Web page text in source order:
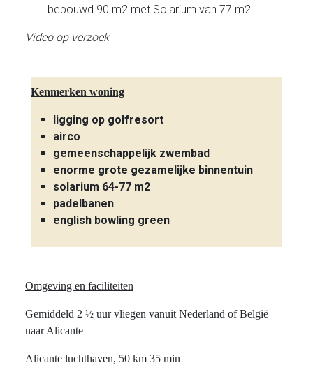
bebouwd 90 m2 met Solarium van 77 m2
Video op verzoek
Kenmerken woning
ligging op golfresort
airco
gemeenschappelijk zwembad
enorme grote gezamelijke binnentuin
solarium 64-77 m2
padelbanen
english bowling green
Omgeving en faciliteiten
Gemiddeld 2 ½ uur vliegen vanuit Nederland of België
naar Alicante
Alicante luchthaven, 50 km 35 min